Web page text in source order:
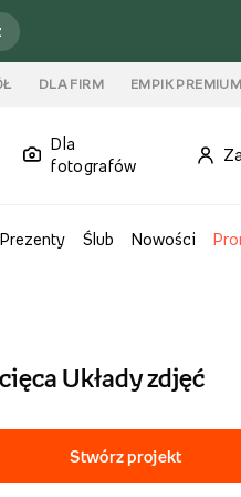
DLA FIRM EMPIK PREMIUM
Dla
fotografów
Prezenty Ślub Nowości